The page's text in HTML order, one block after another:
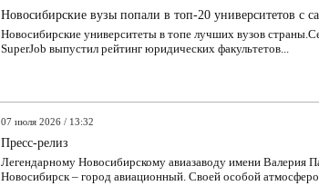
Новосибирские вузы попали в топ-20 университетов с
Новосибирские университеты в топе лучших вузов
SuperJob выпустил рейтинг юридических факультетов...
07 июля 2026 / 13:32
Пресс-релиз
Легендарному Новосибирскому авиазаводу имени Валерия
Новосибирск – город авиационный. Своей особой